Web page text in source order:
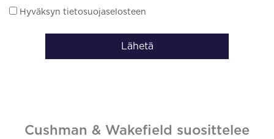
Hyväksyn tietosuojaselosteen
Lähetä
Cushman & Wakefield suosittelee